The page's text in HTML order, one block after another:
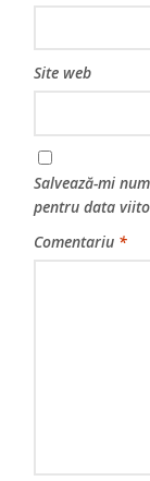
Site web
Salvează-mi
pentru data
Comentariu *